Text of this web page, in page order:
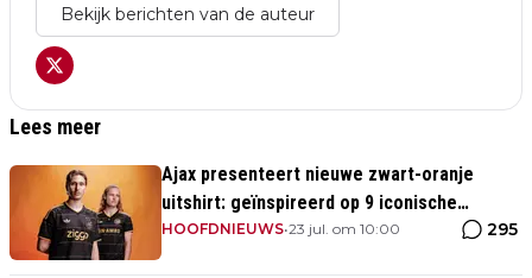
Bekijk berichten van de auteur
Lees meer
Ajax presenteert nieuwe zwart-oranje
uitshirt: geïnspireerd op 9 iconische
momenten uit clubhistorie
HOOFDNIEUWS•23 jul. om 10:00 295